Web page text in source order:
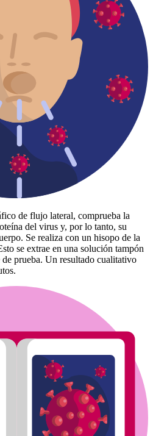
de flujo lateral, comprueba la
del virus y, por lo tanto, su
Se realiza con un hisopo de la
se extrae en una solución tampón
de prueba. Un resultado cualitativo